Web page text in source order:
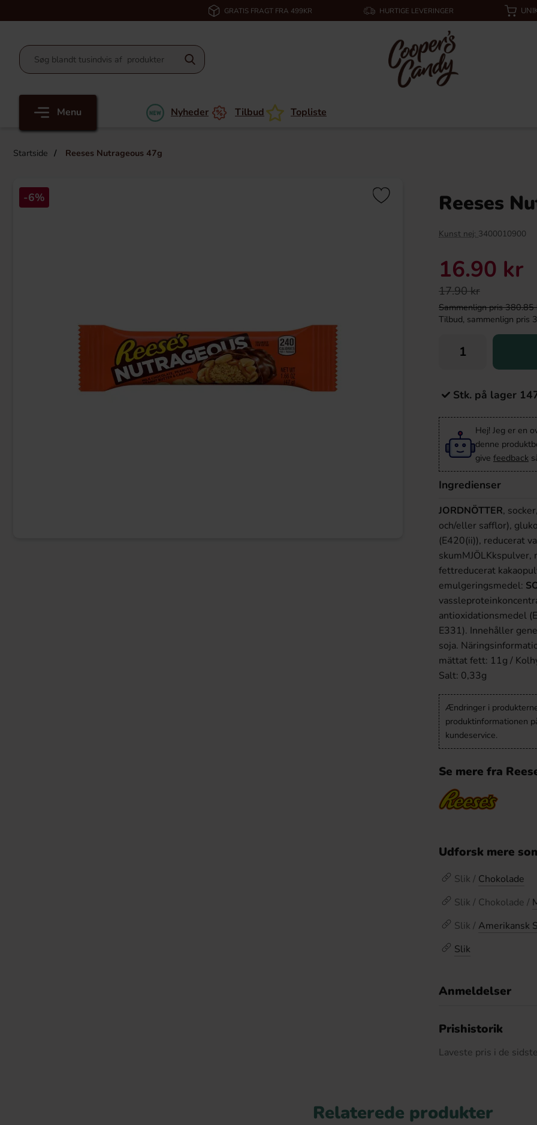
GRATIS FRAGT FRA 499KR HURTIGE LEVERINGER
Menu Nyheder Tilbud Topliste
Startside Reeses Nutrageous 47g
-6% Reeses
Kunst nej: 3400010900
16.90 kr
17.90 kr
Sammenlign pris
Tilbud, sammenlign pris
Stk. på lager
Hej! Jeg er en
denne
give feedback
Ingredienser
JORDNÖTTER,
och/eller safflor),
(E420(ii)), reducerat
fettreducerat
emulgeringsmedel:
antioxidationsmedel
E331). Innehåller
soja.
mättat fett: 11g /
Salt: 0,33g
Ændringer i
produktinformationen
kundeservice.
Se mere fra
Udforsk mere
Slik / Chokolade
Slik / Chokolade /
Slik / Amerikansk
Slik
Anmeldelser
Prishistorik
Laveste pris i de
Relaterede produkter